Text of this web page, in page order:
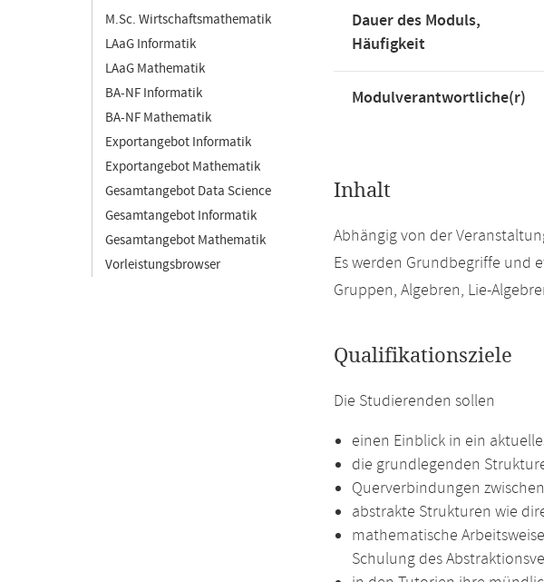
M.Sc. Wirtschaftsmathematik
LAaG Informatik
LAaG Mathematik
BA-NF Informatik
BA-NF Mathematik
Exportangebot Informatik
Exportangebot Mathematik
Gesamtangebot Data Science
Gesamtangebot Informatik
Gesamtangebot Mathematik
Vorleistungsbrowser
Dauer des Moduls,
Häufigkeit
Modulverantwortliche(r)
Inhalt
Abhängig von der
Es werden Grundbegriffe und
Gruppen, Algebren, Lie-
Qualifikationsziele
Die Studierenden sollen
einen Einblick in ein
die grundlegenden
Querverbindungen
abstrakte Strukturen wie
mathematische
Schulung des